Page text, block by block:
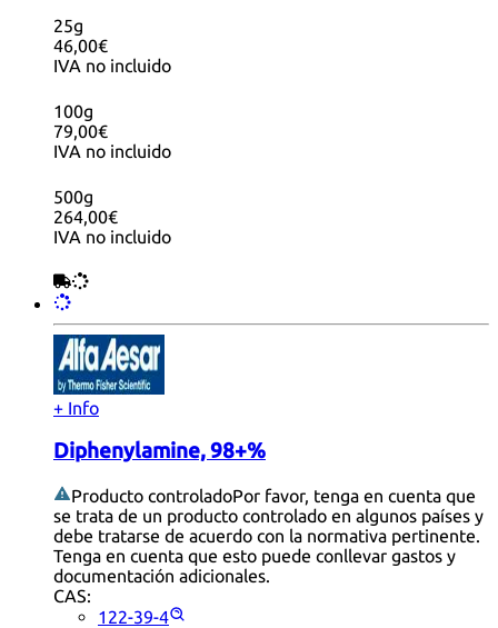
25g
46,00€
IVA no incluido
100g
79,00€
IVA no incluido
500g
264,00€
IVA no incluido
+ Info
Diphenylamine, 98+%
Producto controladoPor favor, tenga en cuenta que
se trata de un producto controlado en algunos países y
debe tratarse de acuerdo con la normativa pertinente.
Tenga en cuenta que esto puede conllevar gastos y
documentación adicionales.
CAS:
122-39-4